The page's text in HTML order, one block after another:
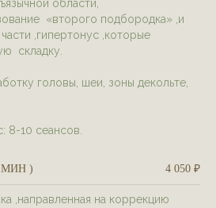
области,
«второго подбородка» ,и
,гипертонус ,которые
складку.
головы, шеи, зоны декольте,
8-10 сеансов.
МИН ) 4 050 ₽
,направленная на коррекцию